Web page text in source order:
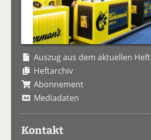
Auszug aus dem aktuellen Heft
Heftarchiv
Abonnement
Mediadaten
Kontakt